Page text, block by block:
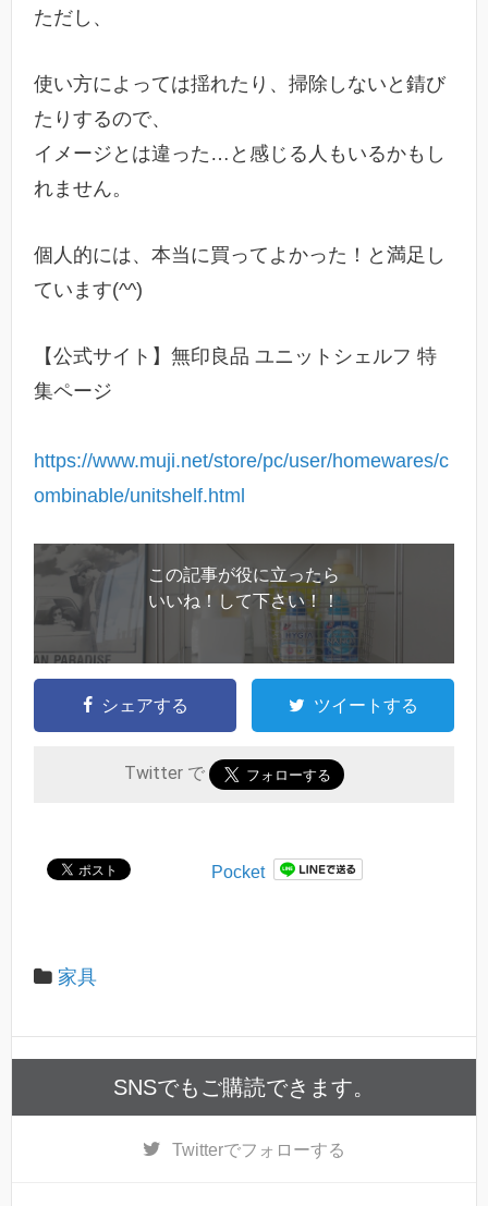
ただし、
使い方によっては揺れたり、掃除しないと錆び
たりするので、
イメージとは違った…と感じる人もいるかもし
れません。
個人的には、本当に買ってよかった！と満足し
ています(^^)
【公式サイト】無印良品 ユニットシェルフ 特
集ページ
https://www.muji.net/store/pc/user/homewares/c
ombinable/unitshelf.html
この記事が役に立ったら
いいね！して下さい！！
シェアする ツイートする
Twitter で
Pocket
家具
SNSでもご購読できます。
Twitterでフォローする